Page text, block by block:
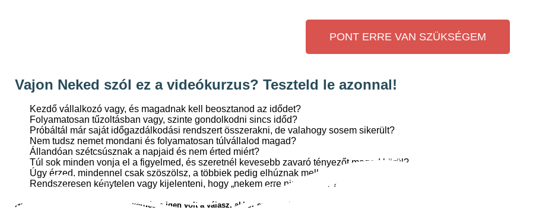
PONT ERRE VAN SZÜKSÉGEM
Vajon Neked szól ez a videókurzus? Teszteld le azonnal!
Kezdő vállalkozó vagy, és magadnak kell beosztanod az idődet?
Folyamatosan tűzoltásban vagy, szinte gondolkodni sincs időd?
Próbáltál már saját időgazdálkodási rendszert összerakni, de valahogy sosem sikerült?
Nem tudsz nemet mondani és folyamatosan túlvállalod magad?
Állandóan szétcsúsznak a napjaid és nem érted miért?
Túl sok minden vonja el a figyelmed, és szeretnél kevesebb zavaró tényezőt magad körül?
Úgy érzed, mindennel csak szöszölsz, a többiek pedig elhúznak melletted?
Rendszeresen kénytelen vagy kijelenteni, hogy „nekem erre nincs időm”?
Ha a fentiek közül legalább egy kérdésre igen volt a válasz, akkor ez a tréning biztosan hasznos lesz számodra!